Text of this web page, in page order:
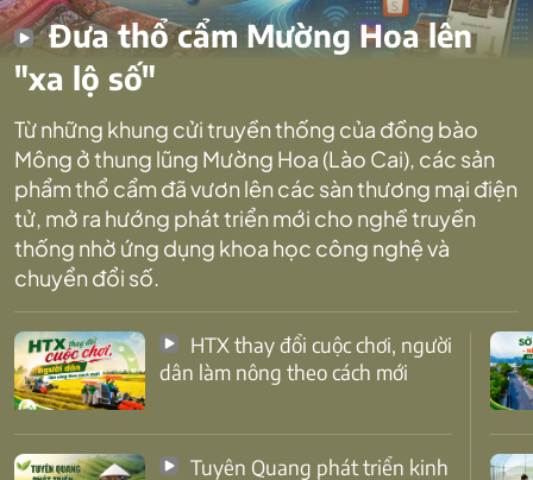
Đưa thổ cẩm Mường Hoa lên
"xa lộ số"
Từ những khung cửi truyền thống của đồng bào
Mông ở thung lũng Mường Hoa (Lào Cai), các sản
phẩm thổ cẩm đã vươn lên các sàn thương mại điện
tử, mở ra hướng phát triển mới cho nghề truyền
thống nhờ ứng dụng khoa học công nghệ và
chuyển đổi số.
dân làm nông theo cách mới